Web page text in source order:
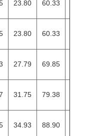
23.80 60.33
23.80 60.33
27.79 69.85
31.75 79.38
34.93 88.90